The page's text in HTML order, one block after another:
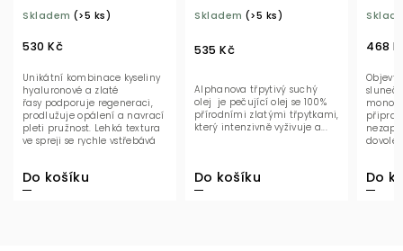
Skladem (>5 ks)
530 Kč
Do košíku
Unikátní kombinace kyseliny
hyaluronové a zlaté
řasy podporuje regeneraci,
prodlužuje opálení a navrací
pleti pružnost. Lehká textura
ve spreji se rychle vstřebává
Skladem (>5 ks)
535 Kč
Do košíku
Alphanova třpytivý suchý
olej je pečující olej se 100%
přírodními zlatými třpytkami,
který intenzivně vyživuje a...
468
Do
monoi.